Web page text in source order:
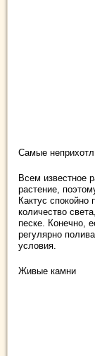
Самые
Всем известное
растение,
Кактус спокойно
количество
песке. Конечно,
регулярно
условия.
Живые камни